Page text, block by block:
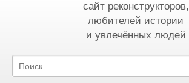
сайт реконструкторов,
любителей истории
и увлечённых людей